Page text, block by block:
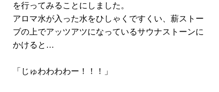
を行ってみることにしました。
アロマ水が入った水をひしゃくですくい、薪ストー
ブの上でアッツアツになっているサウナストーンに
かけると…
「じゅわわわわー！！！」